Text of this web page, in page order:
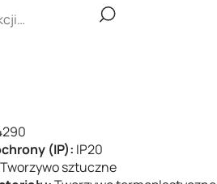
(IP): IP20
Tworzywo sztuczne